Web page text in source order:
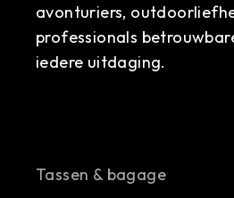
avonturiers,
professionals
iedere uitdaging.
Tassen & bagage